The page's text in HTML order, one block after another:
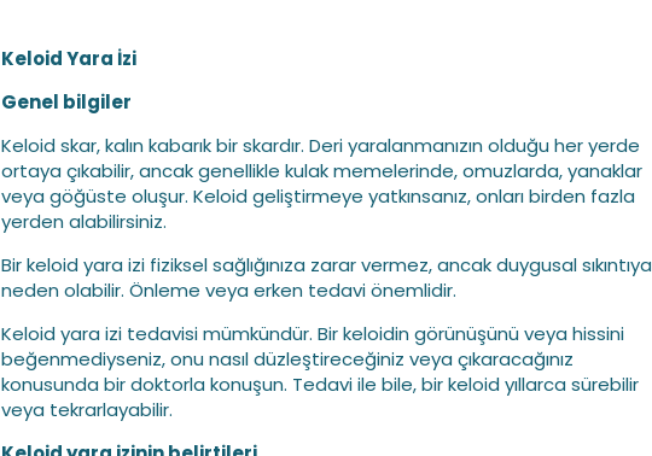
Keloid Yara İzi
Genel bilgiler
Keloid skar, kalın kabarık bir skardır. Deri yaralanmanızın olduğu her yerde
ortaya çıkabilir, ancak genellikle kulak memelerinde, omuzlarda, yanaklar
veya göğüste oluşur. Keloid geliştirmeye yatkınsanız, onları birden fazla
yerden alabilirsiniz.
Bir keloid yara izi fiziksel sağlığınıza zarar vermez, ancak duygusal sıkıntıya
neden olabilir. Önleme veya erken tedavi önemlidir.
Keloid yara izi tedavisi mümkündür. Bir keloidin görünüşünü veya hissini
beğenmediyseniz, onu nasıl düzleştireceğiniz veya çıkaracağınız
konusunda bir doktorla konuşun. Tedavi ile bile, bir keloid yıllarca sürebilir
veya tekrarlayabilir.